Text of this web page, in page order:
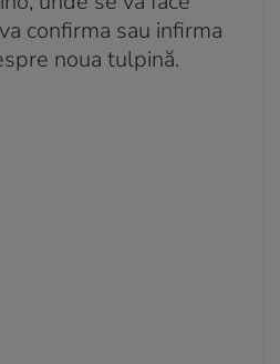
confirma sau infirma
noua tulpină.